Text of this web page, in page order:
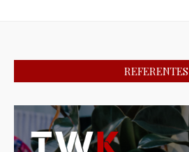
REFERENTES